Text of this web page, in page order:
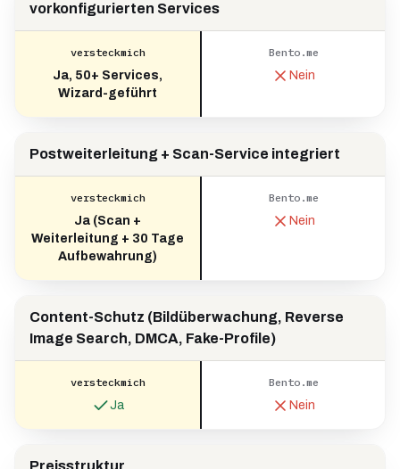
vorkonfigurierten Services
versteckmich
Ja, 50+ Services,
Wizard-geführt
Bento.me
Nein
Postweiterleitung + Scan-Service integriert
versteckmich
Ja (Scan +
Weiterleitung + 30 Tage
Aufbewahrung)
Bento.me
Nein
Content-Schutz (Bildüberwachung, Reverse
Image Search, DMCA, Fake-Profile)
versteckmich
Ja
Bento.me
Nein
Preisstruktur